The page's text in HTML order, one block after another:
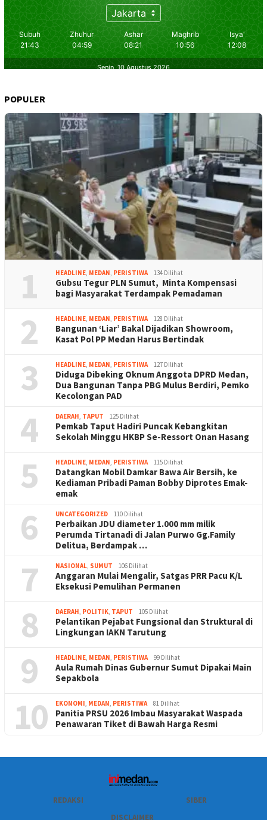
POPULER
1 HEADLINE, MEDAN, PERISTIWA 134 Dilihat
Gubsu Tegur PLN Sumut, Minta Kompensasi
bagi Masyarakat Terdampak Pemadaman
2 HEADLINE, MEDAN, PERISTIWA 128 Dilihat
Bangunan ‘Liar’ Bakal Dijadikan Showroom,
Kasat Pol PP Medan Harus Bertindak
3 HEADLINE, MEDAN, PERISTIWA 127 Dilihat
Diduga Dibeking Oknum Anggota DPRD Medan,
Dua Bangunan Tanpa PBG Mulus Berdiri, Pemko
Kecolongan PAD
4 DAERAH, TAPUT 125 Dilihat
Pemkab Taput Hadiri Puncak Kebangkitan
Sekolah Minggu HKBP Se-Ressort Onan Hasang
5 HEADLINE, MEDAN, PERISTIWA 115 Dilihat
Datangkan Mobil Damkar Bawa Air Bersih, ke
Kediaman Pribadi Paman Bobby Diprotes Emak-
emak
6 UNCATEGORIZED 110 Dilihat
Perbaikan JDU diameter 1.000 mm milik
Perumda Tirtanadi di Jalan Purwo Gg.Family
Delitua, Berdampak …
7 NASIONAL, SUMUT 106 Dilihat
Anggaran Mulai Mengalir, Satgas PRR Pacu K/L
Eksekusi Pemulihan Permanen
8 DAERAH, POLITIK, TAPUT 105 Dilihat
Pelantikan Pejabat Fungsional dan Struktural di
Lingkungan IAKN Tarutung
9 HEADLINE, MEDAN, PERISTIWA 99 Dilihat
Aula Rumah Dinas Gubernur Sumut Dipakai Main
Sepakbola
10 EKONOMI, MEDAN, PERISTIWA 81 Dilihat
Panitia PRSU 2026 Imbau Masyarakat Waspada
Penawaran Tiket di Bawah Harga Resmi
REDAKSI
SIBER
DISCLAIMER